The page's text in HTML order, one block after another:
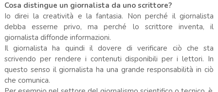
Cosa distingue un giornalista da uno scrittore?
Io direi la creatività e la fantasia. Non perché il giornalista
debba esserne privo, ma perché lo scrittore inventa, il
giornalista diffonde informazioni.
Il giornalista ha quindi il dovere di verificare ciò che sta
scrivendo per rendere i contenuti disponibili per i lettori. In
questo senso il giornalista ha una grande responsabilità in ciò
che comunica.